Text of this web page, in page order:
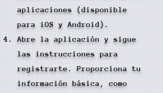
aplicaciones (disponible
para iOS y Android).
Abre la aplicación y sigue
las instrucciones para
registrarte. Proporciona tu
información básica, como